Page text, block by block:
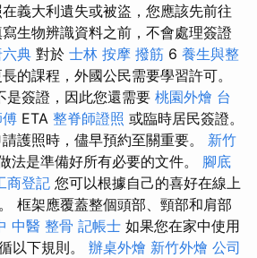
義大利遺失或被盜，您應該先前往
生物辨識資料之前，不會處理簽證
六典 對於 士林 按摩 撥筋 6 養生與整
的課程，外國公民需要學習許可。
是簽證，因此您還需要 桃園外燴 台
ETA 整脊師證照 或臨時居民簽證。
護照時，儘早預約至關重要。 新竹
法是準備好所有必要的文件。 腳底
商登記 您可以根據自己的喜好在線上
框架應覆蓋整個頭部、頸部和肩部
中醫 整骨 記帳士 如果您在家中使用
以下規則。 辦桌外燴 新竹外燴 公司